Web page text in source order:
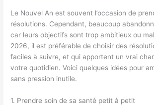
Le Nouvel An est souvent l’occasion de
résolutions. Cependant, beaucoup
car leurs objectifs sont trop ambitieux ou
2026, il est préférable de choisir des
faciles à suivre, et qui apportent un vrai
votre quotidien. Voici quelques idées pour
sans pression inutile.
1. Prendre soin de sa santé petit à petit